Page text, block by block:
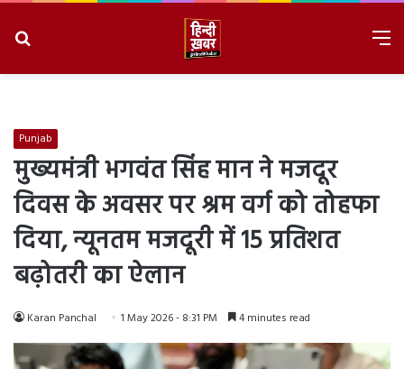
Punjab
मुख्यमंत्री भगवंत सिंह मान ने मजदूर
दिवस के अवसर पर श्रम वर्ग को तोहफा
दिया, न्यूनतम मजदूरी में 15 प्रतिशत
बढ़ोतरी का ऐलान
Karan Panchal 1 May 2026 - 8:31 PM 4 minutes read